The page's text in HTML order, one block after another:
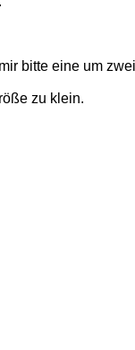
bitte eine um
zu klein.